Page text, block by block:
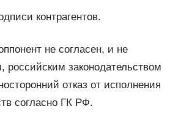
контрагентов.
не согласен, и не
российским законодательством
отказ от исполнения
согласно ГК РФ.